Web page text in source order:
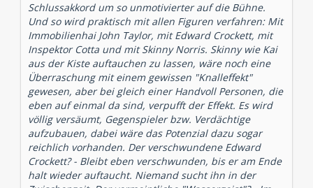
Schlussakkord um so unmotivierter auf die Bühne.
Und so wird praktisch mit allen Figuren verfahren: Mit
Immobilienhai John Taylor, mit Edward Crockett, mit
Inspektor Cotta und mit Skinny Norris. Skinny wie Kai
aus der Kiste auftauchen zu lassen, wäre noch eine
Überraschung mit einem gewissen "Knalleffekt"
gewesen, aber bei gleich einer Handvoll Personen, die
eben auf einmal da sind, verpufft der Effekt. Es wird
völlig versäumt, Gegenspieler bzw. Verdächtige
aufzubauen, dabei wäre das Potenzial dazu sogar
reichlich vorhanden. Der verschwundene Edward
Crockett? - Bleibt eben verschwunden, bis er am Ende
halt wieder auftaucht. Niemand sucht ihn in der